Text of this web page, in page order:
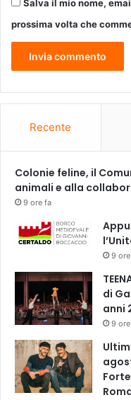
n
u
o
d
e
o
e
Salva il mio nome,
prossima volta che
Recente
Colonie feline, il
animali e alla
9 ore fa
9
di
anni
9